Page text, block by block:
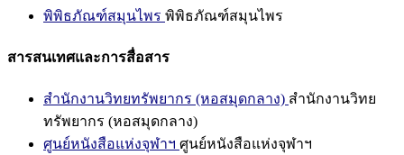
พิพิธภัณฑ์สมุนไพร พิพิธภัณฑ์สมุนไพร
สารสนเทศและการสื่อสาร
สำนักงานวิทยทรัพยากร (หอสมุดกลาง) สำนักงานวิทย
ทรัพยากร (หอสมุดกลาง)
ศูนย์หนังสือแห่งจุฬาฯ ศูนย์หนังสือแห่งจุฬาฯ